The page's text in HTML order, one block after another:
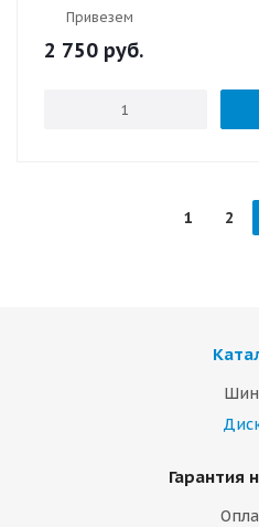
Привезем
2 750 руб.
1 2
Гарантия